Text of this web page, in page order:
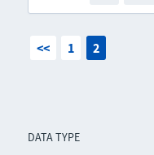
DATA TYPE
<< 1 2